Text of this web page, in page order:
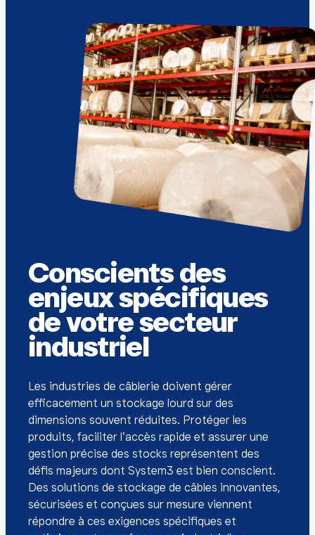
Conscients des
enjeux spécifiques
de votre secteur
industriel
Les industries de câblerie doivent gérer
efficacement un stockage lourd sur des
dimensions souvent réduites. Protéger les
produits, faciliter l’accès rapide et assurer une
gestion précise des stocks représentent des
défis majeurs dont System3 est bien conscient.
Des solutions de stockage de câbles innovantes,
sécurisées et conçues sur mesure viennent
répondre à ces exigences spécifiques et